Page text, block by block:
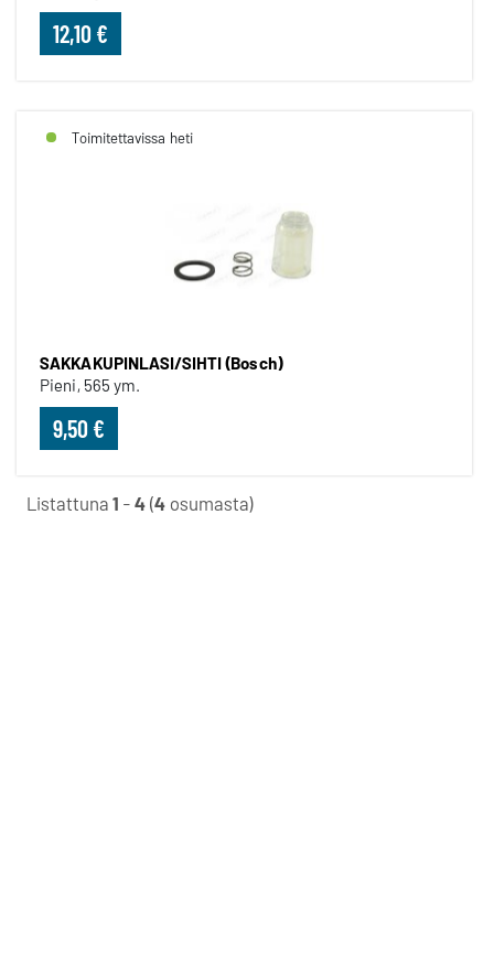
12,10 €
Toimitettavissa heti
SAKKAKUPINLASI/SIHTI (Bosch)
Pieni, 565 ym.
9,50 €
Listattuna1 -4 (4 osumasta)